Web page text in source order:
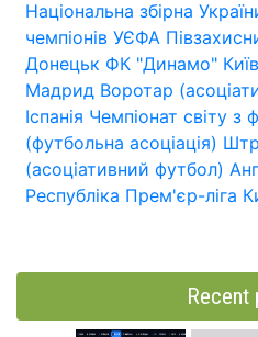
Національна збірна
чемпіонів УЄФА
Донецьк ФК "Динамо" Київ
Мадрид Воротар
Іспанія Чемпіонат світу з
(футбольна асоціація)
(асоціативний футбол)
Республіка Прем'єр-ліга
Recent